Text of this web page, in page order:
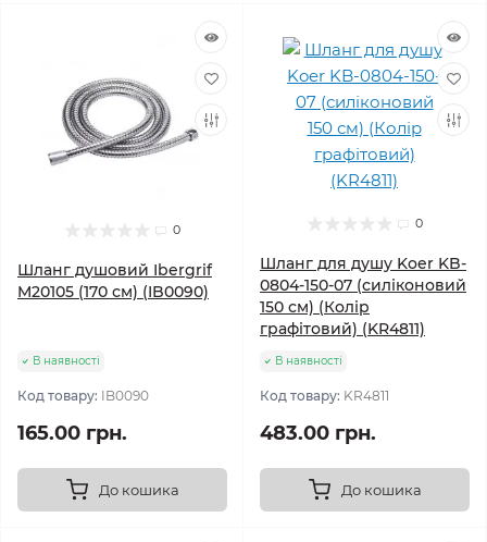
0
Шланг душовий Ibergrif
M20105 (170 см) (IB0090)
В наявності
Код товару: IB0090
165.00 грн.
До кошика
0
Шланг для душу Koer KB-
0804-150-07 (силіконовий
150 см) (Колір
графітовий) (KR4811)
В наявності
Код товару: KR4811
483.00 грн.
До кошика